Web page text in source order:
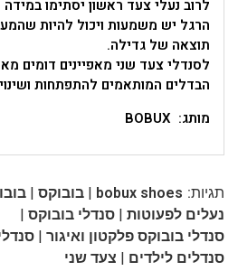
הרגל יש משמעות ויכול להיות
תוצאה של גדילה.
לסנדלי צעד שני מאפיינים דומים
הבדלים המותאמים להתפתחות
מותג: BOBUX
תגיות: bobux shoes
| בובוקס |
נעלים לפעוטות | סנדלי בובוקס |
סנדלי בובוקס פלקטון ואיגור |
סנדלים לילדים | צעד שני